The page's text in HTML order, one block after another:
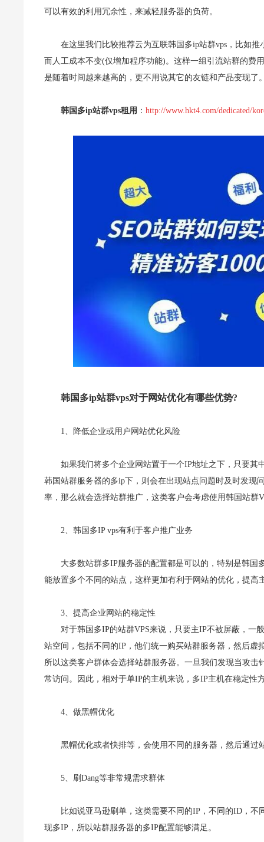
可以有效的利用冗余性，来减轻服务器的负荷。
在这里我们比较推荐云为互联韩国多ip站群vps，比如
而人工成本不变(仅增加程序功能)。这样一组引流站群的费
是随着时间越来越高的，更不用说其它的友链和产品变现了
韩国多ip站群vps租用 ： http://www.hkt4.com/dedicated/
韩国多ip站群vps对于网站优化有哪些优势?
1、降低企业或用户网站优化风险
如果我们将多个企业网站置于一个IP地址之下，只要
韩国站群服务器的多ip下，则会在出现站点问题时及时发现
率，那么就会选择站群推广，这类客户会考虑使用韩国站群
2、韩国多IP vps有利于客户推广业务
大多数站群多IP服务器的配置都是可以的，特别是韩国
能放置多个不同的站点，这样更加有利于网站的优化，提高
3、提高企业网站的稳定性
对于韩国多IP的站群VPS来说，只要主IP不被屏蔽，一
站空间，包括不同的IP，他们统一购买站群服务器，然后
所以这类客户群体会选择站群服务器。一旦我们发现当攻
常访问。因此，相对于单IP的主机来说，多IP主机在稳定性
4、做黑帽优化
黑帽优化或者快排等，会使用不同的服务器，然后通
5、刷Dang等非常规需求群体
比如说亚马逊刷单，这类需要不同的IP，不同的ID，
现多IP，所以站群服务器的多IP配置能够满足。